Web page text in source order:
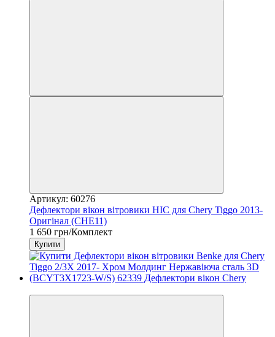
Артикул: 60276
Дефлектори вікон вітровики HIC для Chery Tiggo 2013-
Оригінал (CHE11)
1 650 грн/Комплект
Купити